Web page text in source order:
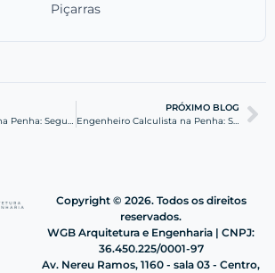
Piçarras
Cálculo Estrutural na Penha: Segurança para sua Obra
PRÓXIMO BLOG
Engenheiro Calculista na Penha: Segurança e Eficiência
Copyright © 2026. Todos os direitos
reservados.
WGB Arquitetura e Engenharia | CNPJ:
36.450.225/0001-97
Av. Nereu Ramos, 1160 - sala 03 - Centro,